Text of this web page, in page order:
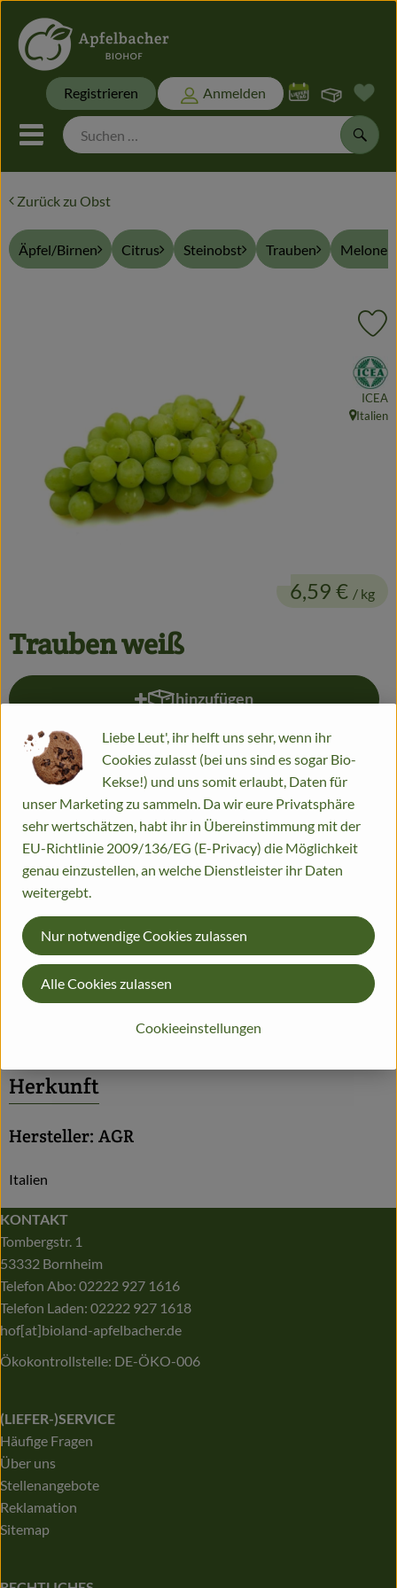
Registrieren Anmelden
Mobiles Menu öffnen oder
Biokisten
Themen
Alles Andere
Jungpflanzen
Hofladen
Gärtnerei
Infos
Zurück zu Obst
Äpfel/Birnen Citrus Steinobst Trauben Melonen
Trauben weiß
6,59 € / kg
, Verband:
ICEA
,
Italien
hinzufügen
Produkt zum Warenkorb
kg
#1722 6,59 €/ kg 7% MwSt
Handelsklasse II
Dieser Artikel wird genau eingewogen.
Info Herkunft
Info
Trauben weiss, mit Kernen!;
Produktinformationen
Herkunft
Hersteller: AGR
Italien
KONTAKT
Tombergstr. 1
53332 Bornheim
Telefon Abo: 02222 927 1616
Telefon Laden: 02222 927 1618
hof[at]bioland-apfelbacher.de
Ökokontrollstelle: DE-ÖKO-006
(LIEFER-)SERVICE
Häufige Fragen
Über uns
Stellenangebote
Reklamation
Sitemap
Liebe Leut', ihr helft uns sehr, wenn ihr
Cookies zulasst (bei uns sind es sogar Bio-
Kekse!) und uns somit erlaubt, Daten für
unser Marketing zu sammeln. Da wir eure Privatsphäre
sehr wertschätzen, habt ihr in Übereinstimmung mit der
EU-Richtlinie 2009/136/EG (E-Privacy) die Möglichkeit
genau einzustellen, an welche Dienstleister ihr Daten
weitergebt.
Cookieeinstellungen
Nur notwendige Cookies zulassen
Alle Cookies zulassen